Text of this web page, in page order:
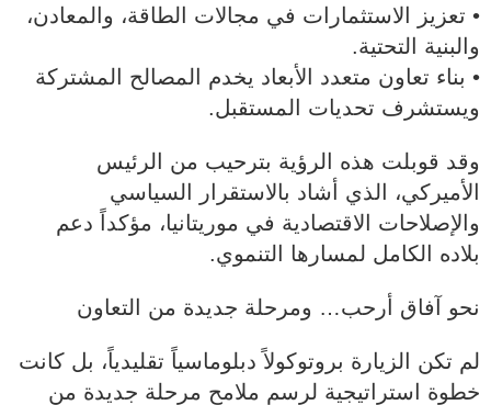
• تعزيز الاستثمارات في مجالات الطاقة، والمعادن،
والبنية التحتية.
• بناء تعاون متعدد الأبعاد يخدم المصالح المشتركة
ويستشرف تحديات المستقبل.
وقد قوبلت هذه الرؤية بترحيب من الرئيس
الأميركي، الذي أشاد بالاستقرار السياسي
والإصلاحات الاقتصادية في موريتانيا، مؤكداً دعم
بلاده الكامل لمسارها التنموي.
نحو آفاق أرحب… ومرحلة جديدة من التعاون
لم تكن الزيارة بروتوكولاً دبلوماسياً تقليدياً، بل كانت
خطوة استراتيجية لرسم ملامح مرحلة جديدة من